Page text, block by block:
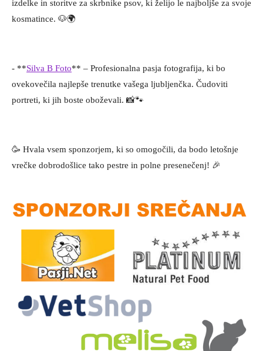
izdelke in storitve za skrbnike psov, ki želijo le najboljše za svoje
kosmatince. 🐶🌍
- **Silva B Foto** – Profesionalna pasja fotografija, ki bo
ovekovečila najlepše trenutke vašega ljubljenčka. Čudoviti
portreti, ki jih boste oboževali. 📸🐾
🥳 Hvala vsem sponzorjem, ki so omogočili, da bodo letošnje
vrečke dobrodošlice tako pestre in polne presenečenj! 🎉